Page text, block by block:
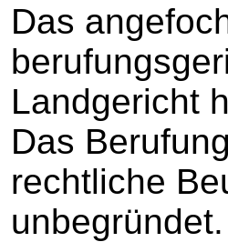
Das
Landgericht
Das
rechtliche
unbegründet.